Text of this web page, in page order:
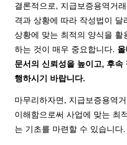
결론적으로, 지급보증용역거
격과 상황에 따라 작성법이 달
상황에 맞는 최적의 양식을 활
하는 것이 매우 중요합니다.
문서의 신뢰성을 높이고, 후속
행하시기 바랍니다.
마무리하자면, 지급보증용역
이해함으로써 사업에 맞는 최
는 기초를 마련할 수 있습니다.